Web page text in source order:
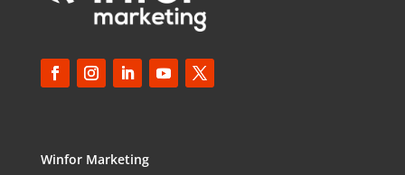
Winfor Marketing